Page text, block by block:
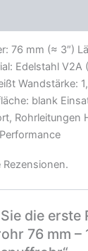
76 mm (≈ 3″)
Edelstahl V2A
Wandstärke:
blank
Rohrleitungen
die erste
76 mm –